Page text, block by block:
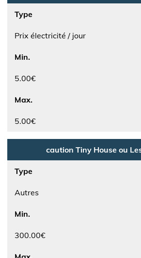
Type
Prix électricité / jour
Min.
5.00€
Max.
5.00€
caution Tiny House ou
Type
Autres
Min.
300.00€